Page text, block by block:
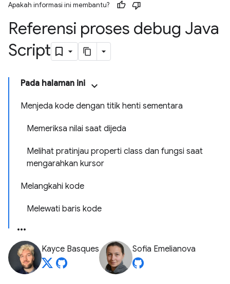
Apakah informasi ini membantu?
Referensi proses debug Java
Script
Pada halaman ini
Menjeda kode dengan titik henti sementara
Memeriksa nilai saat dijeda
Melihat pratinjau properti class dan fungsi saat
mengarahkan kursor
Melangkahi kode
Melewati baris kode
Kayce Basques Sofia Emelianova